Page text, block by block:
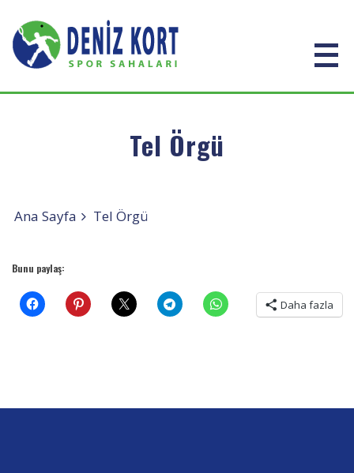
Tel Örgü
Ana Sayfa Tel Örgü
Bunu paylaş:
Daha fazla